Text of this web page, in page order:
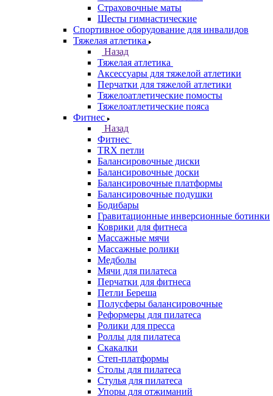
Страховочные маты
Шесты гимнастические
Спортивное оборудование для инвалидов
Тяжелая атлетика
Назад
Тяжелая атлетика
Аксессуары для тяжелой атлетики
Перчатки для тяжелой атлетики
Тяжелоатлетические помосты
Тяжелоатлетические пояса
Фитнес
Назад
Фитнес
TRX петли
Балансировочные диски
Балансировочные доски
Балансировочные платформы
Балансировочные подушки
Бодибары
Гравитационные инверсионные ботинки
Коврики для фитнеса
Массажные мячи
Массажные ролики
Медболы
Мячи для пилатеса
Перчатки для фитнеса
Петли Береша
Полусферы балансировочные
Реформеры для пилатеса
Ролики для пресса
Роллы для пилатеса
Скакалки
Степ-платформы
Столы для пилатеса
Стулья для пилатеса
Упоры для отжиманий